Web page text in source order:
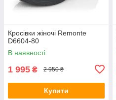
Кросівки жіночі Remonte
D6604-80
В наявності
1 995 ₴ 2 950 ₴
Купити